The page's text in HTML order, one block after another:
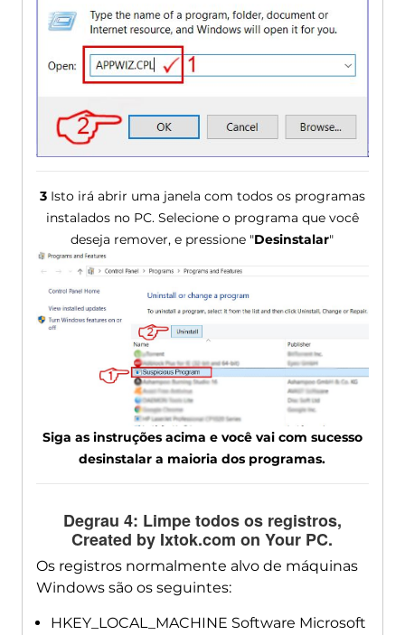
3Isto irá abrir uma janela com todos os programas
instalados no PC. Selecione o programa que você
deseja remover, e pressione "Desinstalar"
Siga as instruções acima e você vai com sucesso
desinstalar a maioria dos programas.
Degrau 4: Limpe todos os registros,
Created by Ixtok.com on Your PC.
Os registros normalmente alvo de máquinas
Windows são os seguintes:
HKEY_LOCAL_MACHINE Software Microsoft